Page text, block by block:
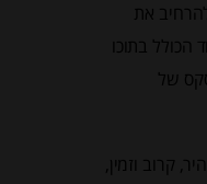
את
בתוכו
של
קרוב וזמין,